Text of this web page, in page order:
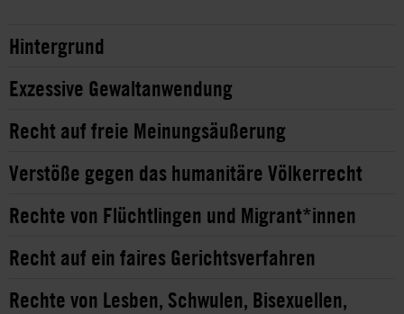
Hintergrund
Exzessive Gewaltanwendung
Recht auf freie Meinungsäußerung
Verstöße gegen das humanitäre Völkerrecht
Rechte von Flüchtlingen und Migrant*innen
Recht auf ein faires Gerichtsverfahren
Rechte von Lesben, Schwulen, Bisexuellen,